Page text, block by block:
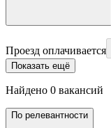
Проезд оплачивается
Показать ещё
Найдено 0 вакансий
По релевантности